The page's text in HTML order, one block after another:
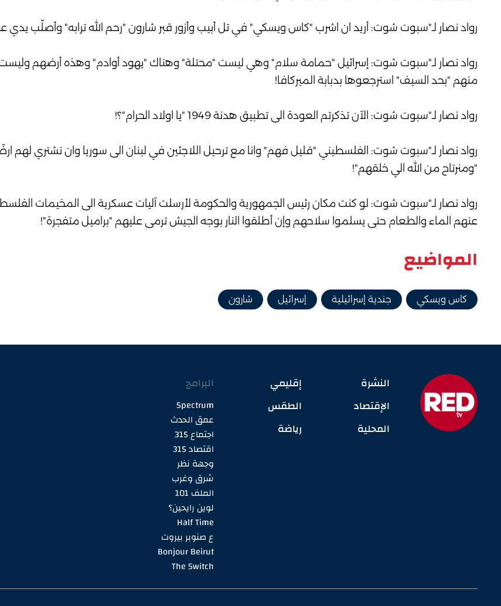
رواد نصار لـ"سبوت شوت: أريد ان اشرب "كاس ويسكي" في تل أبيب وأزور قبر شارون "رحم الله ترابه" وأصلّب
رواد نصار لـ"سبوت شوت: إسرائيل "حمامة سلام" وهي ليست "محتلة" وهناك "يهود أوادم" وهذه أرضهم وليست
منهم "بحد السيف" استرجعوها بدبابة الميركافا!
رواد نصار لـ"سبوت شوت: الآن تذكرتم العودة الى تطبيق هدنة 1949 "يا اولاد الحرام"؟!
رواد نصار لـ"سبوت شوت: الفلسطيني "قليل فهم" وانا مع ترحيل اللاجئين في لبنان الى سوريا وان نشتري لهم
"ومنرتاح من الله الي خلقهم"!
رواد نصار لـ"سبوت شوت: لو كنت مكان رئيس الجمهورية والحكومة لأرسلت آليات عسكرية الى المخيمات
عنهم الماء والطعام حتى يسلموا سلاحهم وإن أطلقوا النار بوجه الجيش ترمى عليهم "براميل متفجرة"!
المواضيع
كاس ويسكي جندية إسرائيلية إسرائيل شارون
النشرة
الإقتصاد
المحلية
إقليمي
الطقس
رياضة
البرامج
Spectrum
عمق الحدث
اجتماع 315
اقتصاد 315
وجهة نظر
شرق وغرب
الملف 101
لوين رايحين؟
Half Time
ع صنوبر بيروت
Bonjour Beirut
The Switch